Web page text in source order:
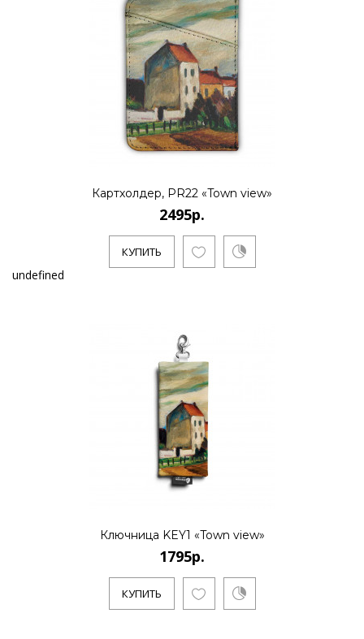
Картхолдер, PR22 «Town view»
2495р.
КУПИТЬ
undefined
Ключница KEY1 «Town view»
1795р.
КУПИТЬ